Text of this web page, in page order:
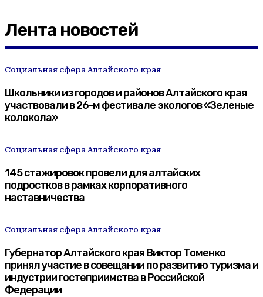
Лента новостей
Социальная сфера Алтайского края
Школьники из городов и районов Алтайского края
участвовали в 26-м фестивале экологов «Зеленые
колокола»
Социальная сфера Алтайского края
145 стажировок провели для алтайских
подростков в рамках корпоративного
наставничества
Социальная сфера Алтайского края
Губернатор Алтайского края Виктор Томенко
принял участие в совещании по развитию туризма и
индустрии гостеприимства в Российской
Федерации